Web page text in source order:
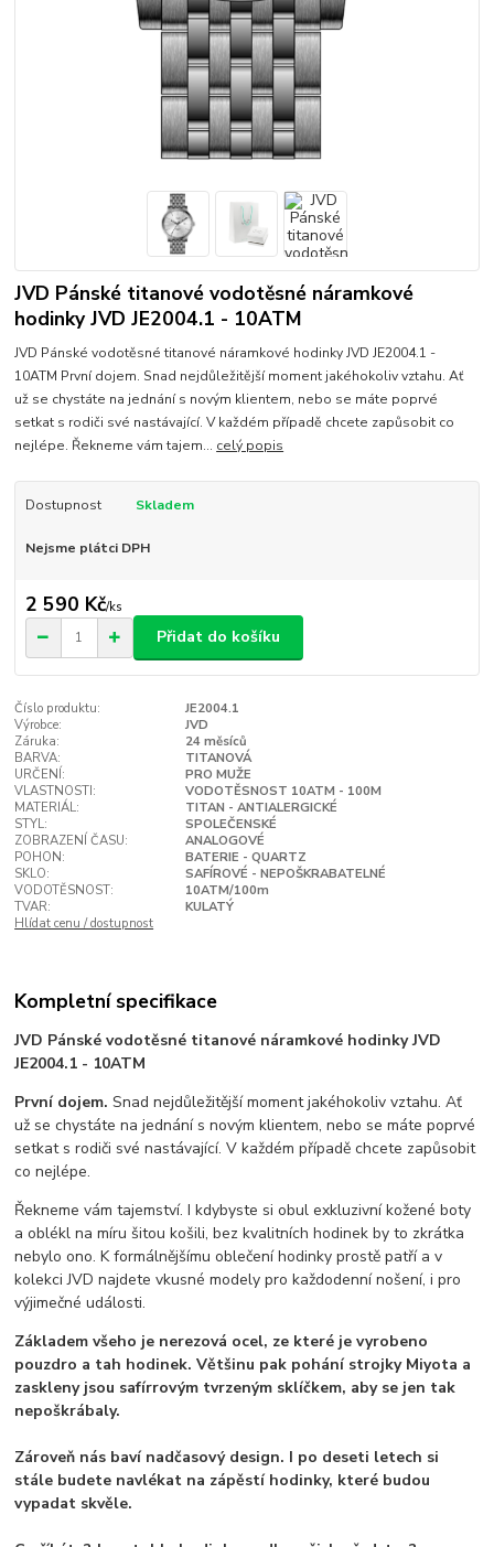
JVD Pánské titanové vodotěsné náramkové
hodinky JVD JE2004.1 - 10ATM
JVD Pánské vodotěsné titanové náramkové hodinky JVD JE2004.1 -
10ATM První dojem. Snad nejdůležitější moment jakéhokoliv vztahu. Ať
už se chystáte na jednání s novým klientem, nebo se máte poprvé
setkat s rodiči své nastávající. V každém případě chcete zapůsobit co
nejlépe. Řekneme vám tajem... celý popis
Dostupnost Skladem
Nejsme plátci DPH
2 590 Kč/ks
Přidat do košíku
Číslo produktu:
JE2004.1
Výrobce:
JVD
Záruka:
24 měsíců
BARVA:
TITANOVÁ
URČENÍ:
PRO MUŽE
VLASTNOSTI:
VODOTĚSNOST 10ATM - 100M
MATERIÁL:
TITAN - ANTIALERGICKÉ
STYL:
SPOLEČENSKÉ
ZOBRAZENÍ ČASU:
ANALOGOVÉ
POHON:
BATERIE - QUARTZ
SKLO:
SAFÍROVÉ - NEPOŠKRABATELNÉ
VODOTĚSNOST:
10ATM/100m
TVAR:
KULATÝ
Hlídat cenu / dostupnost
Kompletní specifikace
JVD Pánské vodotěsné titanové náramkové hodinky JVD
JE2004.1 - 10ATM
První dojem. Snad nejdůležitější moment jakéhokoliv vztahu. Ať
už se chystáte na jednání s novým klientem, nebo se máte poprvé
setkat s rodiči své nastávající. V každém případě chcete zapůsobit
co nejlépe.
Řekneme vám tajemství. I kdybyste si obul exkluzivní kožené boty
a oblékl na míru šitou košili, bez kvalitních hodinek by to zkrátka
nebylo ono. K formálnějšímu oblečení hodinky prostě patří a v
kolekci JVD najdete vkusné modely pro každodenní nošení, i pro
výjimečné události.
Základem všeho je nerezová ocel, ze které je vyrobeno
pouzdro a tah hodinek. Většinu pak pohání strojky Miyota a
zaskleny jsou safírrovým tvrzeným sklíčkem, aby se jen tak
nepoškrábaly.
Zároveň nás baví nadčasový design. I po deseti letech si
stále budete navlékat na zápěstí hodinky, které budou
vypadat skvěle.